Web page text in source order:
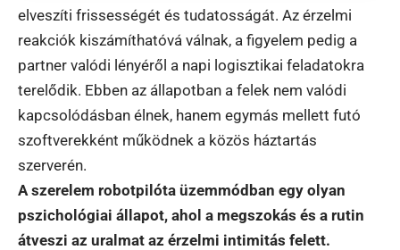
elveszíti frissességét és tudatosságát. Az érzelmi
reakciók kiszámíthatóvá válnak, a figyelem pedig a
partner valódi lényéről a napi logisztikai feladatokra
terelődik. Ebben az állapotban a felek nem valódi
kapcsolódásban élnek, hanem egymás mellett futó
szoftverekként működnek a közös háztartás
szerverén.
A szerelem robotpilóta üzemmódban egy olyan
pszichológiai állapot, ahol a megszokás és a rutin
átveszi az uralmat az érzelmi intimitás felett.